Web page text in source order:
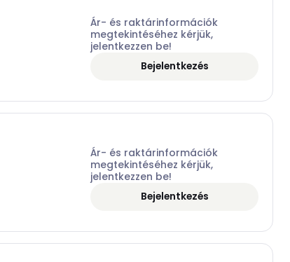
Ár- és raktárinformációk
megtekintéséhez kérjük,
jelentkezzen be!
Bejelentkezés
Ár- és raktárinformációk
megtekintéséhez kérjük,
jelentkezzen be!
Bejelentkezés